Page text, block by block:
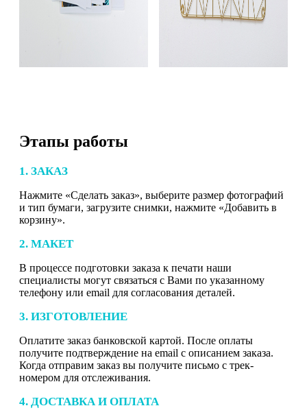
Этапы работы
1. ЗАКАЗ
Нажмите «Сделать заказ», выберите размер фотографий
и тип бумаги, загрузите снимки, нажмите «Добавить в
корзину».
2. МАКЕТ
В процессе подготовки заказа к печати наши
специалисты могут связаться с Вами по указанному
телефону или email для согласования деталей.
3. ИЗГОТОВЛЕНИЕ
Оплатите заказ банковской картой. После оплаты
получите подтверждение на email с описанием заказа.
Когда отправим заказ вы получите письмо с трек-
номером для отслеживания.
4. ДОСТАВКА И ОПЛАТА